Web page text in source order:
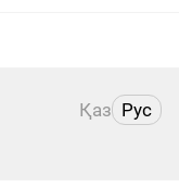
Қаз Рус